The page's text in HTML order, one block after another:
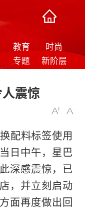
教育
时尚
专题 新阶层
震惊
配料标签使用
日中午，星巴
深感震惊，已
，并立刻启动
面再度做出回